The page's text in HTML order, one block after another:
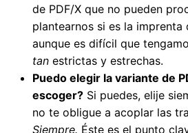
de PDF/X que no pueden
plantearnos si es la
aunque es difícil que
tan estrictas y estrechas.
Puedo elegir la variante de
escoger? Si puedes, elije
no te obligue a acoplar las
Siempre. Éste es el punto